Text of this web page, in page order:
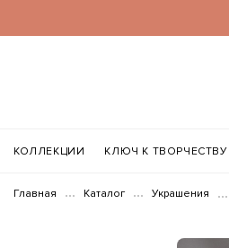
КОЛЛЕКЦИИ КЛЮЧ К ТВОРЧЕСТВУ
Главная Каталог Украшения